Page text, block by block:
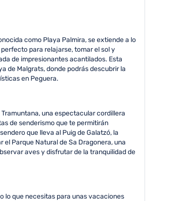
como Playa Palmira, se extiende a lo
para relajarse, tomar el sol y
de impresionantes acantilados. Esta
de Malgrats, donde podrás descubrir la
en Peguera.
una espectacular cordillera
de senderismo que te permitirán
que lleva al Puig de Galatzó, la
Parque Natural de Sa Dragonera, una
aves y disfrutar de la tranquilidad de
lo que necesitas para unas vacaciones